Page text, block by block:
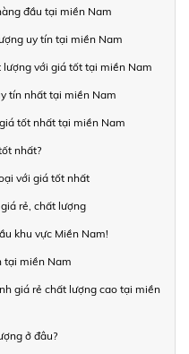
đầu tại miền Nam
uy tín tại miền Nam
với giá tốt tại miền Nam
tín nhất tại miền Nam
tốt nhất tại miền Nam
nhất?
với giá tốt nhất
rẻ, chất lượng
khu vực Miền Nam!
tại miền Nam
giá rẻ chất lượng cao tại miền
ở đâu?